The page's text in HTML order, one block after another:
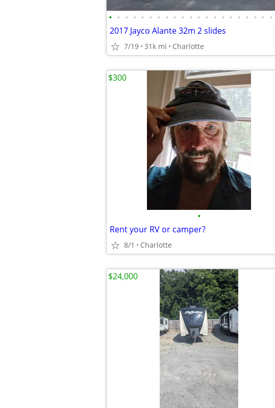
• • • • • • • • • • • • • • • • • • • • •
2017 Jayco Alante 32m 2 slides
7/19 31k mi Charlotte
•
Rent your RV or camper?
8/1 Charlotte
$300
$24,000